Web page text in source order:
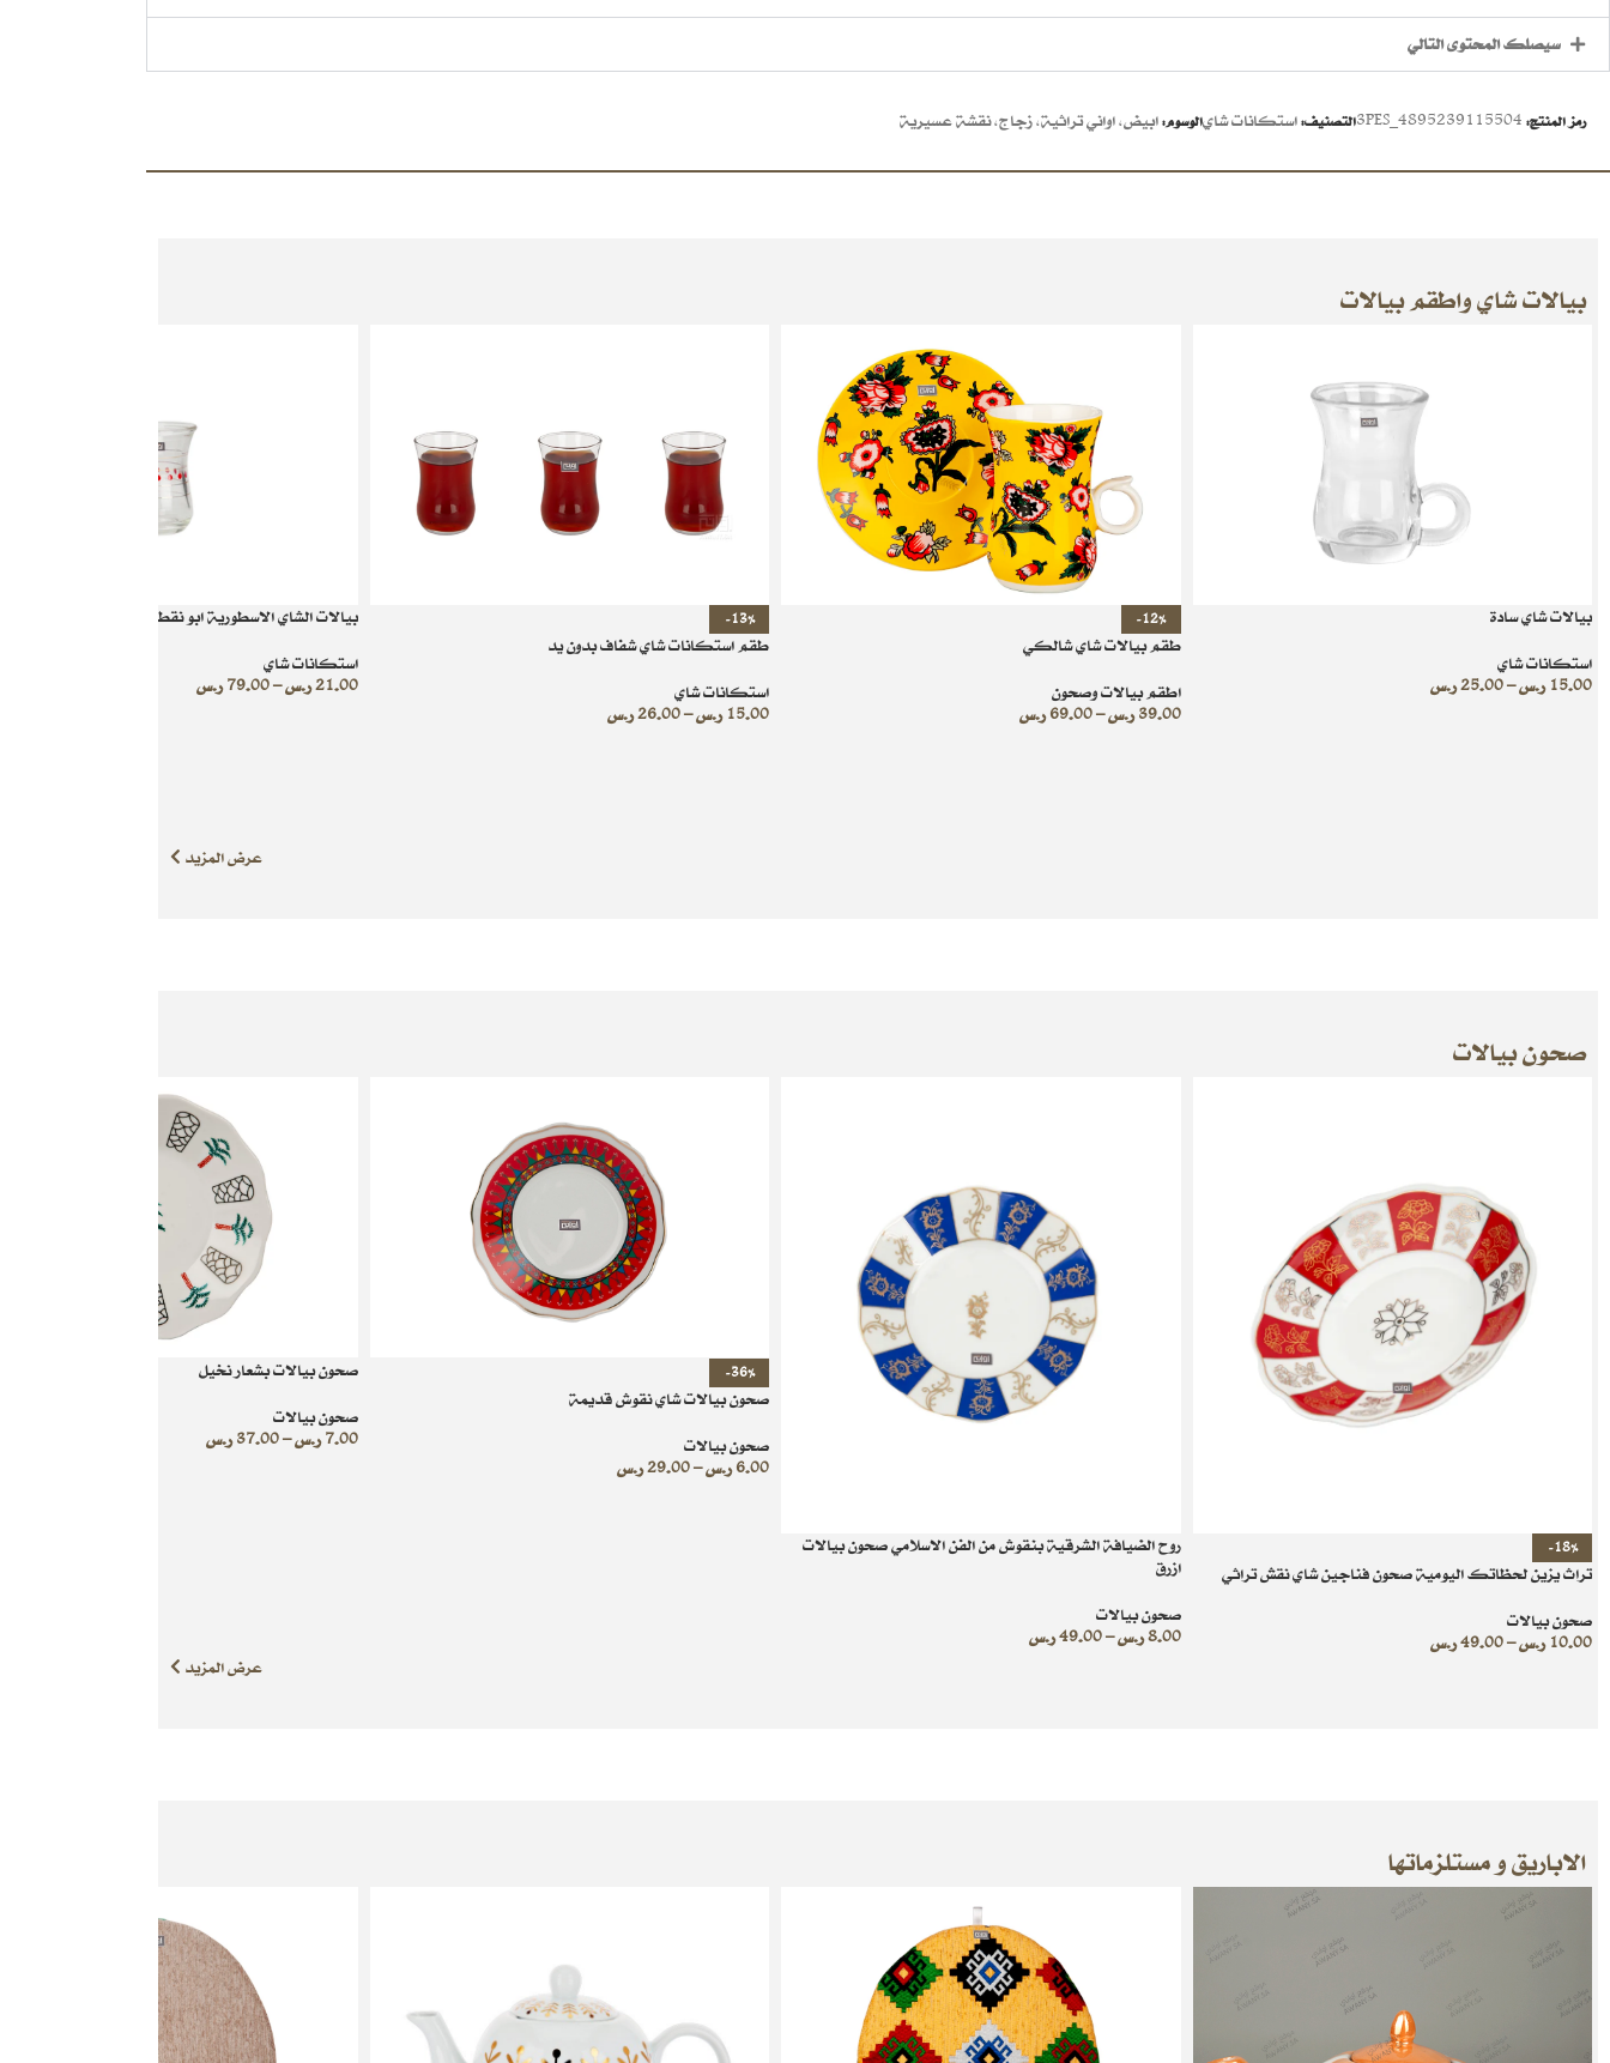
سيصلك المحتوى التالي
رمز المنتج: 4895239115504_3PES التصنيف:استكانات شايالوسوم:ابيض,اواني تراثية,زجاج,نقشة عسيرية
بيالات شاي واطقم بيالات
بيالات شاي سادة
استكانات شاي
15.00 ر.س–
25.00ر.س
-12%
طقم بيالات شاي شالكي
اطقم بيالات وصحون
39.00 ر.س–
69.00 ر.س
-13%
طقم استكانات شاي شفاف بدون يد
استكانات شاي
15.00 ر.س–
26.00ر.س
بيالات الشاي الاسطورية ابو نقطة
استكانات شاي
21.00ر.س–
79.00 ر.س
عرض المزيد
صحون بيالات
-18%
تراث يزين لحظاتك اليومية صحون فناجين شاي نقش تراثي
صحون بيالات
10.00 ر.س–
49.00ر.س
روح الضيافة الشرقية بنقوش من الفن الاسلامي صحون بيالات
ازرق
صحون بيالات
8.00ر.س–
49.00ر.س
-36%
صحون بيالات شاي نقوش قديمة
صحون بيالات
6.00ر.س–
29.00ر.س
صحون بيالات بشعار نخيل
صحون بيالات
7.00 ر.س–
37.00 ر.س
عرض المزيد
الاباريق و مستلزماتها